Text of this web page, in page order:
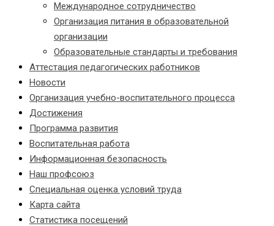
Международное сотрудничество
Организация питания в образовательной
организации
Образовательные стандарты и требования
Аттестация педагогических работников
Новости
Организация учебно-воспитательного процесса
Достижения
Программа развития
Воспитательная работа
Информационная безопасность
Наш профсоюз
Специальная оценка условий труда
Карта сайта
Статистика посещений